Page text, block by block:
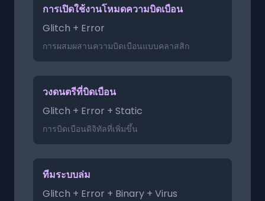
การเปิดใช้งานโหมดความบิดเบือน
Glitch + Error
การผสมผสานความบิดเบือนแบบคลาสสิก
วงดนตรีที่บิดเบือน
Glitch + Error + Static
การบิดเบือนดิจิทัลที่เพิ่มขึ้น
ทีมระบบล่ม
Glitch + Error + Binary + Virus